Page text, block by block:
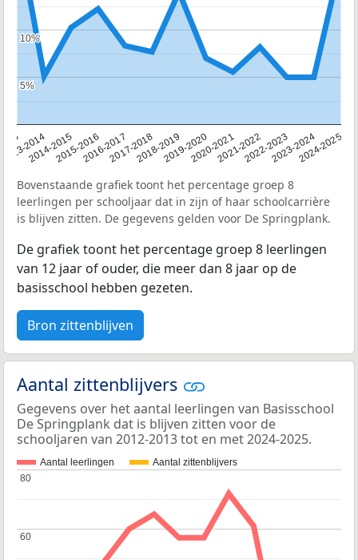
2013-20142014-20152015-20162016-20172017-20182018-20192019-20202020-20212021-20222022-20232023-20242024-2025
5%
5%
10%
10%
Bovenstaande grafiek toont het percentage groep 8
leerlingen per schooljaar dat in zijn of haar schoolcarrière
is blijven zitten. De gegevens gelden voor De Springplank.
De grafiek toont het percentage groep 8 leerlingen
van 12 jaar of ouder, die meer dan 8 jaar op de
basisschool hebben gezeten.
Bron zittenblijven
Aantal zittenblijvers
Gegevens over het aantal leerlingen van Basisschool
De Springplank dat is blijven zitten voor de
schooljaren van 2012-2013 tot en met 2024-2025.
Aantal leerlingen Aantal zittenblijvers
60
60
80
80